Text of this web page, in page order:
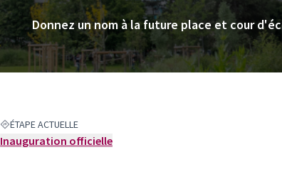
Donnez un nom à la future place et cour
ÉTAPE ACTUELLE
Inauguration officielle